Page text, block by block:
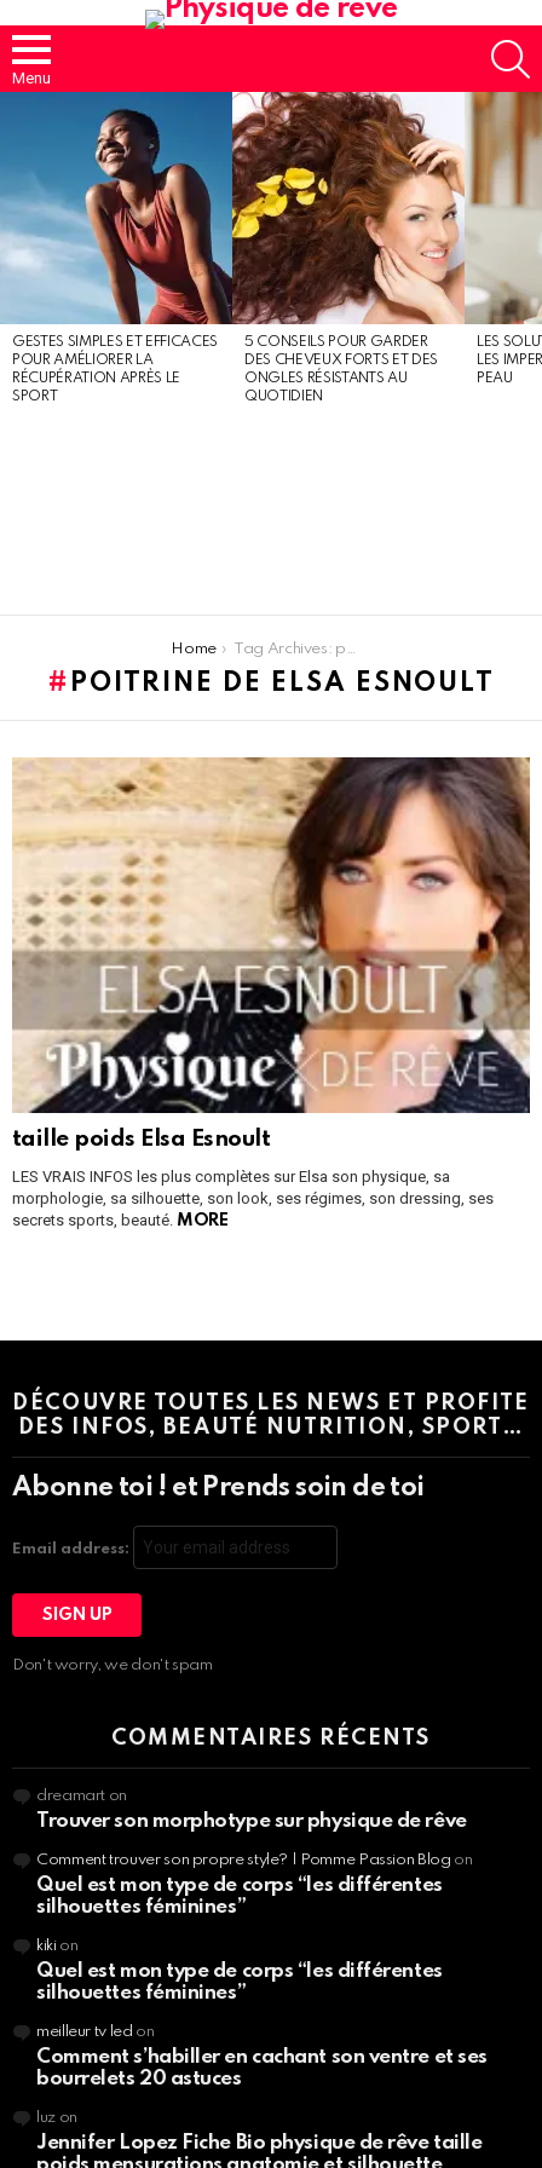
Menu
GESTES SIMPLES ET EFFICACES
POUR AMÉLIORER LA
RÉCUPÉRATION APRÈS LE
SPORT
5 CONSEILS POUR GARDER
DES CHEVEUX FORTS ET DES
ONGLES RÉSISTANTS AU
QUOTIDIEN
LES
LES
PEAU
Home Tag Archives: poitrine de Elsa Esnoult
POITRINE DE ELSA ESNOULT
LATEST
STORIES
taille poids Elsa Esnoult
LES VRAIS INFOS les plus complètes sur Elsa son physique, sa
morphologie, sa silhouette, son look, ses régimes, son dressing, ses
secrets sports, beauté. MORE
DÉCOUVRE TOUTES LES NEWS ET PROFITE
DES INFOS, BEAUTÉ NUTRITION, SPORT…
Abonne toi ! et Prends soin de toi
Email address:
Don't worry, we don't spam
COMMENTAIRES RÉCENTS
dreamart on
Trouver son morphotype sur physique de rêve
Comment trouver son propre style? | Pomme Passion Blog on
Quel est mon type de corps “les différentes
silhouettes féminines”
kikion
Quel est mon type de corps “les différentes
silhouettes féminines”
meilleur tv led on
Comment s’habiller en cachant son ventre et ses
bourrelets 20 astuces
luzon
Jennifer Lopez Fiche Bio physique de rêve taille